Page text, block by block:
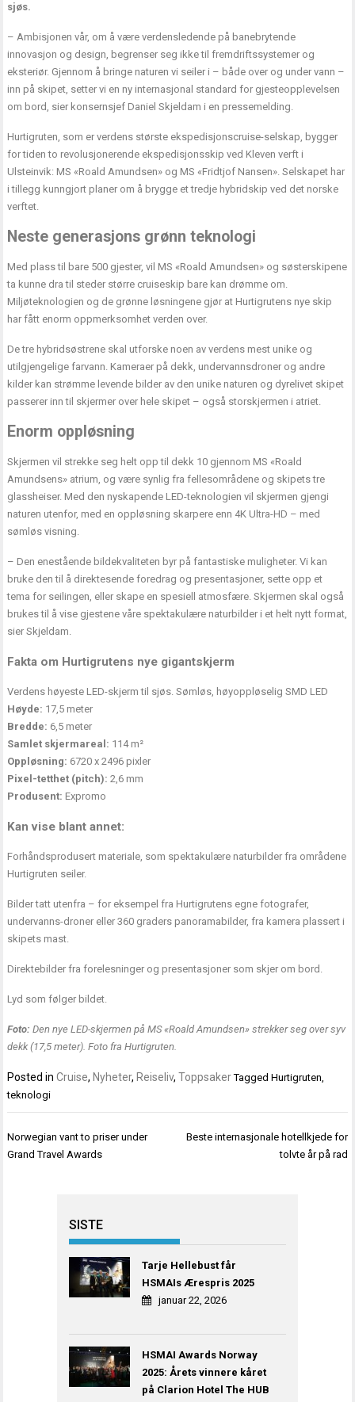
sjøs.
– Ambisjonen vår, om å være verdensledende på banebrytende
innovasjon og design, begrenser seg ikke til fremdriftssystemer og
eksteriør. Gjennom å bringe naturen vi seiler i – både over og under vann –
inn på skipet, setter vi en ny internasjonal standard for gjesteopplevelsen
om bord, sier konsernsjef Daniel Skjeldam i en pressemelding.
Hurtigruten, som er verdens største ekspedisjonscruise-selskap, bygger
for tiden to revolusjonerende ekspedisjonsskip ved Kleven verft i
Ulsteinvik: MS «Roald Amundsen» og MS «Fridtjof Nansen». Selskapet har
i tillegg kunngjort planer om å brygge et tredje hybridskip ved det norske
verftet.
Neste generasjons grønn teknologi
Med plass til bare 500 gjester, vil MS «Roald Amundsen» og søsterskipene
ta kunne dra til steder større cruiseskip bare kan drømme om.
Miljøteknologien og de grønne løsningene gjør at Hurtigrutens nye skip
har fått enorm oppmerksomhet verden over.
De tre hybridsøstrene skal utforske noen av verdens mest unike og
utilgjengelige farvann. Kameraer på dekk, undervannsdroner og andre
kilder kan strømme levende bilder av den unike naturen og dyrelivet skipet
passerer inn til skjermer over hele skipet – også storskjermen i atriet.
Enorm oppløsning
Skjermen vil strekke seg helt opp til dekk 10 gjennom MS «Roald
Amundsens» atrium, og være synlig fra fellesområdene og skipets tre
glassheiser. Med den nyskapende LED-teknologien vil skjermen gjengi
naturen utenfor, med en oppløsning skarpere enn 4K Ultra-HD – med
sømløs visning.
– Den enestående bildekvaliteten byr på fantastiske muligheter. Vi kan
bruke den til å direktesende foredrag og presentasjoner, sette opp et
tema for seilingen, eller skape en spesiell atmosfære. Skjermen skal også
brukes til å vise gjestene våre spektakulære naturbilder i et helt nytt format,
sier Skjeldam.
Fakta om Hurtigrutens nye gigantskjerm
Verdens høyeste LED-skjerm til sjøs. Sømløs, høyoppløselig SMD LED
Høyde: 17,5 meter
Bredde: 6,5 meter
Samlet skjermareal: 114 m²
Oppløsning: 6720 x 2496 pixler
Pixel-tetthet (pitch): 2,6 mm
Produsent: Expromo
Kan vise blant annet:
Forhåndsprodusert materiale, som spektakulære naturbilder fra områdene
Hurtigruten seiler.
Bilder tatt utenfra – for eksempel fra Hurtigrutens egne fotografer,
undervanns-droner eller 360 graders panoramabilder, fra kamera plassert i
skipets mast.
Direktebilder fra forelesninger og presentasjoner som skjer om bord.
Lyd som følger bildet.
Foto: Den nye LED-skjermen på MS «Roald Amundsen» strekker seg over syv
dekk (17,5 meter). Foto fra Hurtigruten.
Posted inCruise, Nyheter, Reiseliv,Toppsaker TaggedHurtigruten,
teknologi
Innleggsnavigasjon
Norwegian vant to priser under
Grand Travel Awards
Beste internasjonale hotellkjede for
tolvte år på rad
SISTE
Tarje Hellebust får
HSMAIs Ærespris 2025
januar 22, 2026
HSMAI Awards Norway
2025: Årets vinnere kåret
på Clarion Hotel The HUB